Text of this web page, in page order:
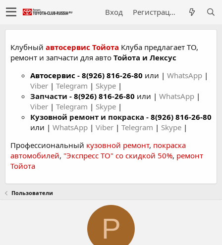
Вход Регистрация
Клубный автосервис Тойота Клуба предлагает ТО,
ремонт и запчасти для авто Тойота и Лексус
Автосервис - 8(926) 816-26-80 или | WhatsApp |
Viber | Telegram | Skype |
Запчасти - 8(926) 816-26-80 или | WhatsApp |
Viber | Telegram | Skype |
Кузовной ремонт и покраска - 8(926) 816-26-80
или | WhatsApp | Viber | Telegram | Skype |
Профессиональный кузовной ремонт, покраска
автомобилей, "Экспресс ТО" со скидкой 50%, ремонт
Тойота
Пользователи
P